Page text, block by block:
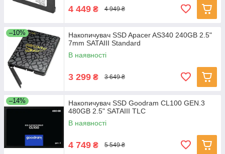
4 449 ₴ 4 949 ₴
–10%
Накопичувач SSD Apacer AS340 240GB 2.5"
7mm SATAIII Standard
В наявності
3 299 ₴ 3 649 ₴
–14%
Накопичувач SSD Goodram CL100 GEN.3
480GB 2.5" SATAIII TLC
В наявності
4 749 ₴ 5 549 ₴